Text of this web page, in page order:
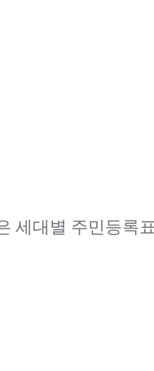
세대별 주민등록